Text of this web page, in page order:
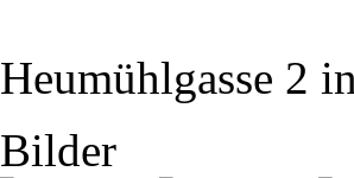
Heumühlgasse 2
Bilder